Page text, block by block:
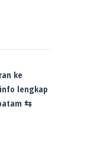
ke
lengkap
⇆